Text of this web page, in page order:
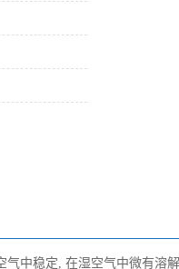
中稳定, 在湿空气中微有溶